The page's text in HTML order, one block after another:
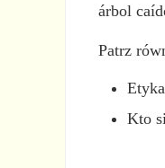
árbol
Patrz
Kto